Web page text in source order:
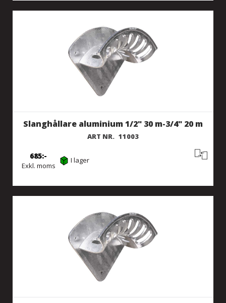
Slanghållare aluminium 1/2" 30 m-3/4" 20 m
ART NR. 11003
Exkl. moms
685 I lager